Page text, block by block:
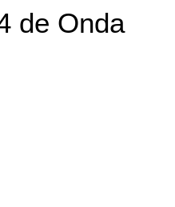
de Onda